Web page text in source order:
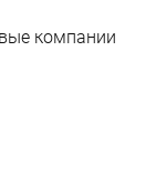
компании